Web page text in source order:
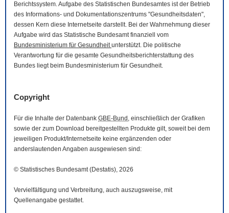
Berichtssystem. Aufgabe des Statistischen Bundesamtes ist der Betrieb
des Informations- und Dokumentationszentrums "Gesundheitsdaten",
dessen Kern diese Internetseite darstellt. Bei der Wahrnehmung dieser
Aufgabe wird das Statistische Bundesamt finanziell vom
Bundesministerium für Gesundheitunterstützt. Die politische
Verantwortung für die gesamte Gesundheitsberichterstattung des
Bundes liegt beim Bundesministerium für Gesundheit.
Copyright
Für die Inhalte der Datenbank GBE-Bund , einschließlich der Grafiken
sowie der zum Download bereitgestellten Produkte gilt, soweit bei dem
jeweiligen Produkt/Internetseite keine ergänzenden oder
anderslautenden Angaben ausgewiesen sind:
© Statistisches Bundesamt (Destatis), 2026
Vervielfältigung und Verbreitung, auch auszugsweise, mit
Quellenangabe gestattet.